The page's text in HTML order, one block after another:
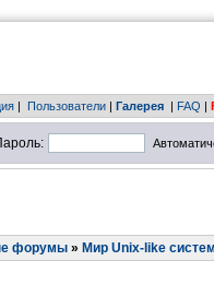
| Пользователи | Галерея | FAQ |
форумы » Мир Unix-like